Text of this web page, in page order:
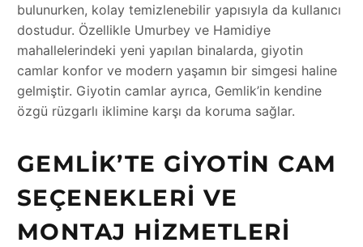
bulunurken, kolay temizlenebilir yapısıyla da kullanıcı
dostudur. Özellikle Umurbey ve Hamidiye
mahallelerindeki yeni yapılan binalarda, giyotin
camlar konfor ve modern yaşamın bir simgesi haline
gelmiştir. Giyotin camlar ayrıca, Gemlik’in kendine
özgü rüzgarlı iklimine karşı da koruma sağlar.
GEMLIK’TE GIYOTIN CAM
SEÇENEKLERI VE
MONTAJ HIZMETLERI